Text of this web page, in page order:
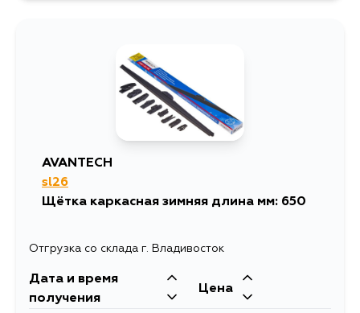
AVANTECH
sl26
Щётка каркасная зимняя длина мм: 650
Отгрузка со склада г. Владивосток
Дата и время
получения
Цена